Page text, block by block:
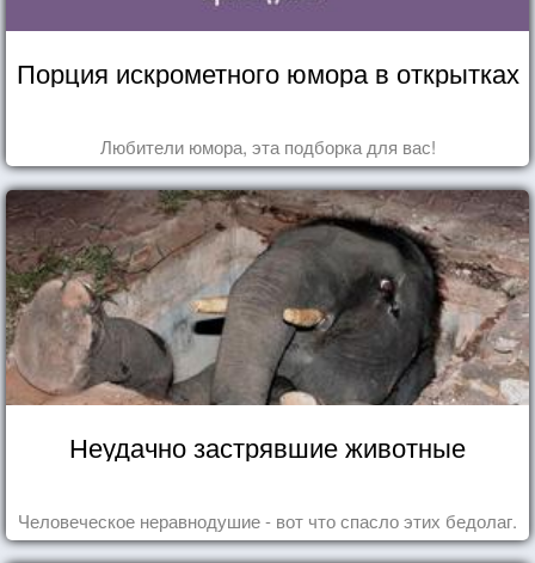
Порция искрометного юмора в открытках
Любители юмора, эта подборка для вас!
Неудачно застрявшие животные
Человеческое неравнодушие - вот что спасло этих бедолаг.